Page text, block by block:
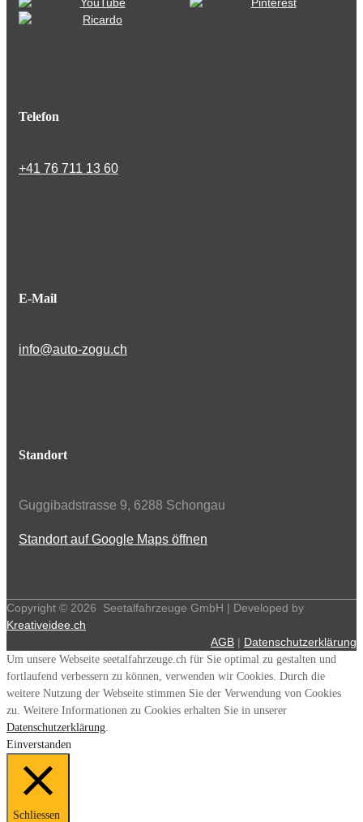
Telefon
+41 76 711 13 60
E-Mail
info@auto-zogu.ch
Standort
Guggibadstrasse 9, 6288 Schongau
Standort auf Google Maps öffnen
Copyright © 2026
Seetalfahrzeuge GmbH | Developed by
Kreativeidee.ch
AGB | Datenschutzerklärung
Um unsere Webseite seetalfahrzeuge.ch für Sie optimal zu gestalten und
fortlaufend verbessern zu können, verwenden wir Cookies. Durch die
weitere Nutzung der Webseite stimmen Sie der Verwendung von Cookies
zu. Weitere Informationen zu Cookies erhalten Sie in unserer
Datenschutzerklärung
Einverstanden
Schliessen